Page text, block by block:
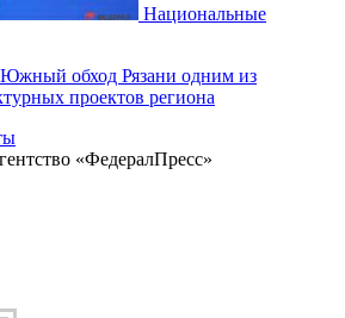
Национальные
обход Рязани одним из
проектов региона
«ФедералПресс»